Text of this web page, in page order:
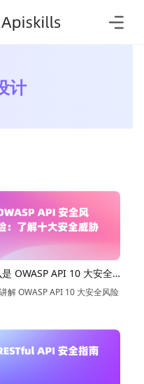
计
OWASP API 10 大安全
解 OWASP API 10 大安全风险